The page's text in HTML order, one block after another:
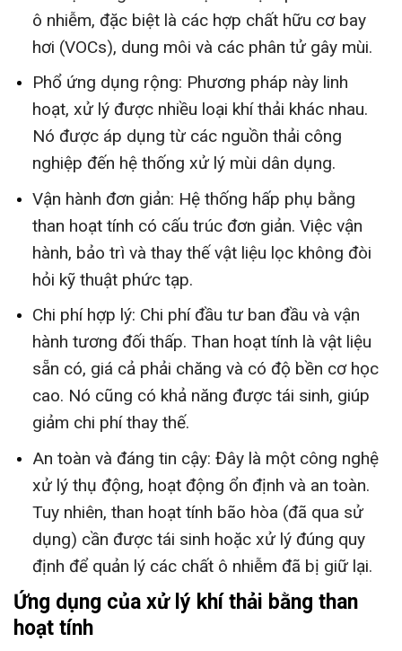
ô nhiễm, đặc biệt là các hợp chất hữu cơ bay
hơi (VOCs), dung môi và các phân tử gây mùi.
Phổ ứng dụng rộng: Phương pháp này linh
hoạt, xử lý được nhiều loại khí thải khác nhau.
Nó được áp dụng từ các nguồn thải công
nghiệp đến hệ thống xử lý mùi dân dụng.
Vận hành đơn giản: Hệ thống hấp phụ bằng
than hoạt tính có cấu trúc đơn giản. Việc vận
hành, bảo trì và thay thế vật liệu lọc không đòi
hỏi kỹ thuật phức tạp.
Chi phí hợp lý: Chi phí đầu tư ban đầu và vận
hành tương đối thấp. Than hoạt tính là vật liệu
sẵn có, giá cả phải chăng và có độ bền cơ học
cao. Nó cũng có khả năng được tái sinh, giúp
giảm chi phí thay thế.
An toàn và đáng tin cậy: Đây là một công nghệ
xử lý thụ động, hoạt động ổn định và an toàn.
Tuy nhiên, than hoạt tính bão hòa (đã qua sử
dụng) cần được tái sinh hoặc xử lý đúng quy
định để quản lý các chất ô nhiễm đã bị giữ lại.
Ứng dụng của xử lý khí thải bằng than
hoạt tính